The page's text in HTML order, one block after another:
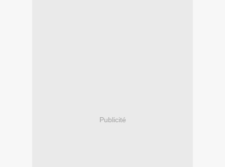
Publicité